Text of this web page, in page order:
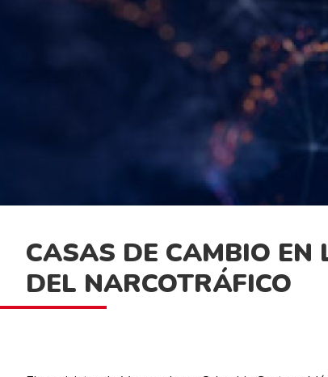
CASAS DE CAMBIO
DEL NARCOTRÁFICO